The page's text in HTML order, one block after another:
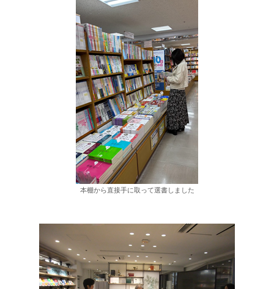
本棚から直接手に取って選書しました